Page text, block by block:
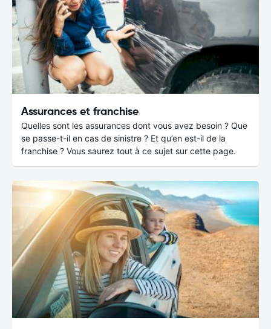
Assurances et franchise
Quelles sont les assurances dont vous avez besoin ? Que
se passe-t-il en cas de sinistre ? Et qu’en est-il de la
franchise ? Vous saurez tout à ce sujet sur cette page.